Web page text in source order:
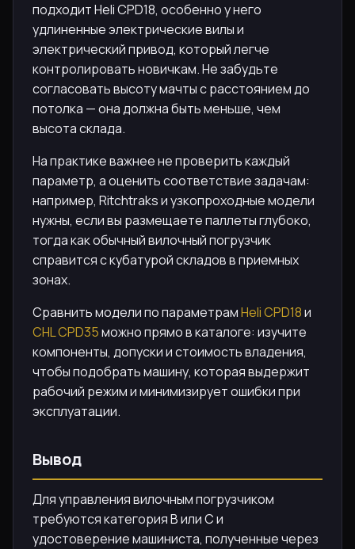
подходит Heli CPD18, особенно у него
удлиненные электрические вилы и
электрический привод, который легче
контролировать новичкам. Не забудьте
согласовать высоту мачты с расстоянием до
потолка — она должна быть меньше, чем
высота склада.
На практике важнее не проверить каждый
параметр, а оценить соответствие задачам:
например, Ritchtraks и узкопроходные модели
нужны, если вы размещаете паллеты глубоко,
тогда как обычный вилочный погрузчик
справится с кубатурой складов в приемных
зонах.
Сравнить модели по параметрамHeli CPD18и
CHL CPD35можно прямо в каталоге: изучите
компоненты, допуски и стоимость владения,
чтобы подобрать машину, которая выдержит
рабочий режим и минимизирует ошибки при
эксплуатации.
Вывод
Для управления вилочным погрузчиком
требуются категория B или C и
удостоверение машиниста, полученные через